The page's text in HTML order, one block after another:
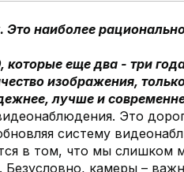
наиболее
еще два - три
изображения, только
лучше и
Это
систему
в том, что мы слишком
камеры –